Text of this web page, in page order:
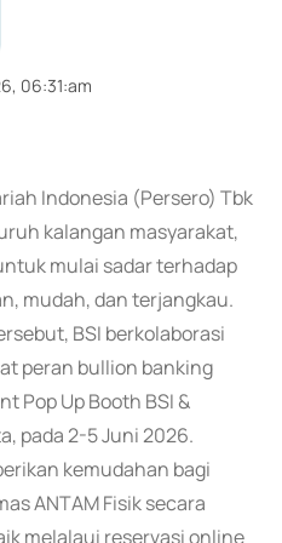
06:31:am
Indonesia (Persero) Tbk
kalangan masyarakat,
mulai sadar terhadap
mudah, dan terjangkau.
BSI berkolaborasi
peran bullion banking
Pop Up Booth BSI &
pada 2-5 Juni 2026.
kemudahan bagi
ANTAM Fisik secara
melalaui reservasi online